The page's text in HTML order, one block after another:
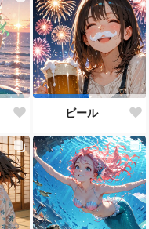
ビール